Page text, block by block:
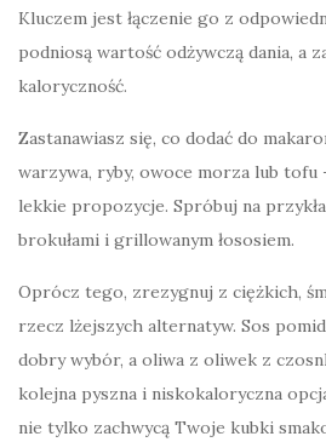
Kluczem jest łączenie go z
podniosą wartość odżywczą dania, a
kaloryczność.
Zastanawiasz się, co dodać do
warzywa, ryby, owoce morza lub tofu
lekkie propozycje. Spróbuj na
brokułami i grillowanym łososiem.
Oprócz tego, zrezygnuj z ciężkich,
rzecz lżejszych alternatyw. Sos
dobry wybór, a oliwa z oliwek z
kolejna pyszna i niskokaloryczna
nie tylko zachwycą Twoje kubki